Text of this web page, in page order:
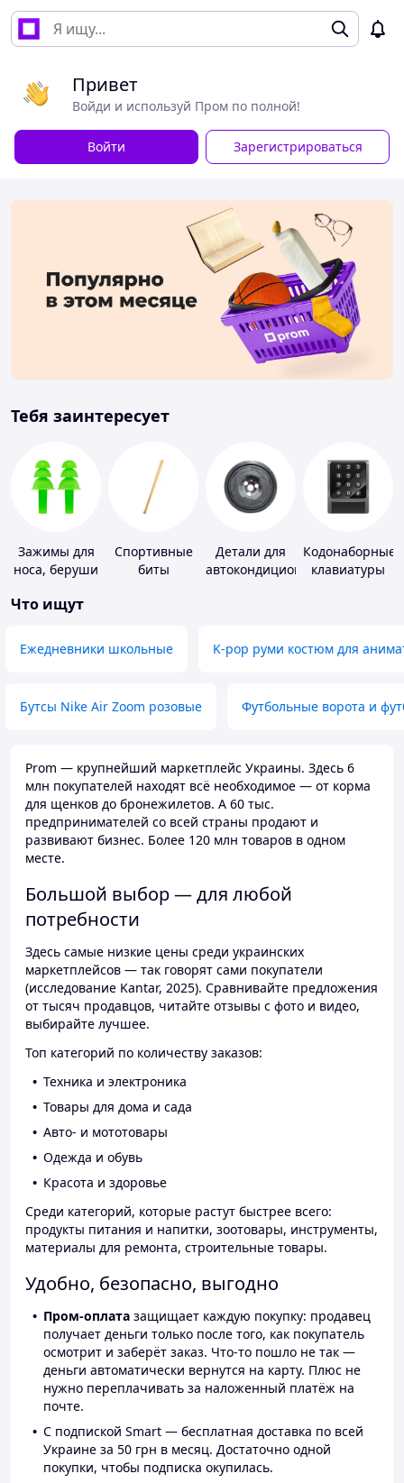
Привет
Войди и используй Пром по полной!
Войти Зарегистрироваться
Тебя заинтересует
Зажимы для
носа, беруши
Спортивные
биты
Детали для
автокондиционеров
Кодонаборные
клавиатуры
Что ищут
Ежедневники школьные K-pop руми костюм для
Бутсы Nike Air Zoom розовые Футбольные ворота и
Prom — крупнейший маркетплейс Украины. Здесь 6
млн покупателей находят всё необходимое — от корма
для щенков до бронежилетов. А 60 тыс.
предпринимателей со всей страны продают и
развивают бизнес. Более 120 млн товаров в одном
месте.
Большой выбор — для любой
потребности
Здесь самые низкие цены среди украинских
маркетплейсов — так говорят сами покупатели
(исследование Kantar, 2025). Сравнивайте предложения
от тысяч продавцов, читайте отзывы с фото и видео,
выбирайте лучшее.
Топ категорий по количеству заказов:
Техника и электроника
Товары для дома и сада
Авто- и мототовары
Одежда и обувь
Красота и здоровье
Среди категорий, которые растут быстрее всего:
продукты питания и напитки, зоотовары, инструменты,
материалы для ремонта, строительные товары.
Удобно, безопасно, выгодно
Пром-оплата защищает каждую покупку: продавец
получает деньги только после того, как покупатель
осмотрит и заберёт заказ. Что-то пошло не так —
деньги автоматически вернутся на карту. Плюс не
нужно переплачивать за наложенный платёж на
почте.
С подпиской Smart — бесплатная доставка по всей
Украине за 50 грн в месяц. Достаточно одной
покупки, чтобы подписка окупилась.